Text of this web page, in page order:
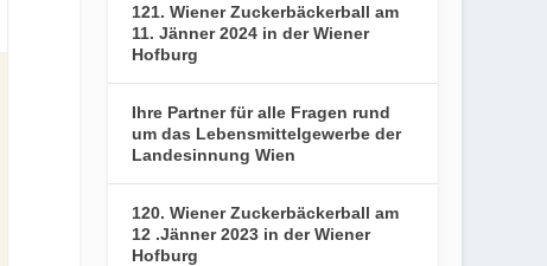
121. Wiener Zuckerbäckerball am
11. Jänner 2024 in der Wiener
Hofburg
Ihre Partner für alle Fragen rund
um das Lebensmittelgewerbe der
Landesinnung Wien
120. Wiener Zuckerbäckerball am
12 .Jänner 2023 in der Wiener
Hofburg